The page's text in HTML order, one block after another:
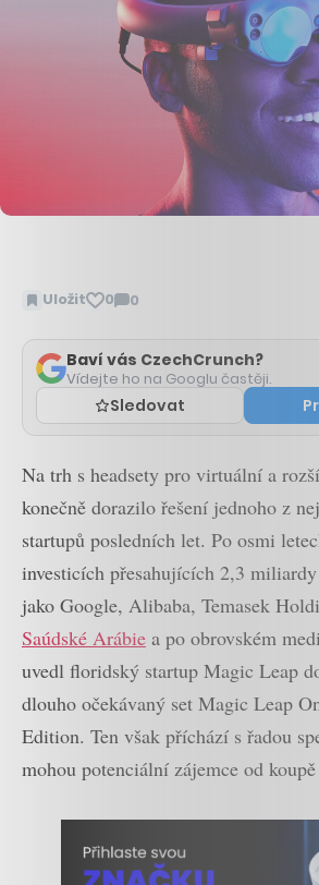
Uložit 0 0
Zobrazit
Baví vás CzechCrunch?
Vídejte ho na Googlu častěji.
Sledovat
Na trh s headsety pro virtuální a
konečně dorazilo řešení jednoho z
startupů posledních let. Po osmi
investicích přesahujících 2,3
jako Google, Alibaba, Temasek
Saúdské Arábie a po obrovském
uvedl floridský startup Magic Leap
dlouho očekávaný set Magic Leap
Edition. Ten však příchází s řadou
mohou potenciální zájemce od